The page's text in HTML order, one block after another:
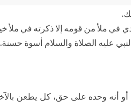
ملأ من قومه إلا ذكرته في ملأ
عليه الصلاة والسلام أسوة
أنه وحده على حق، كل يطعن